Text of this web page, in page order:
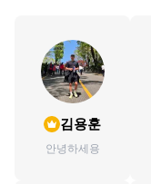
김용훈
안녕하세용